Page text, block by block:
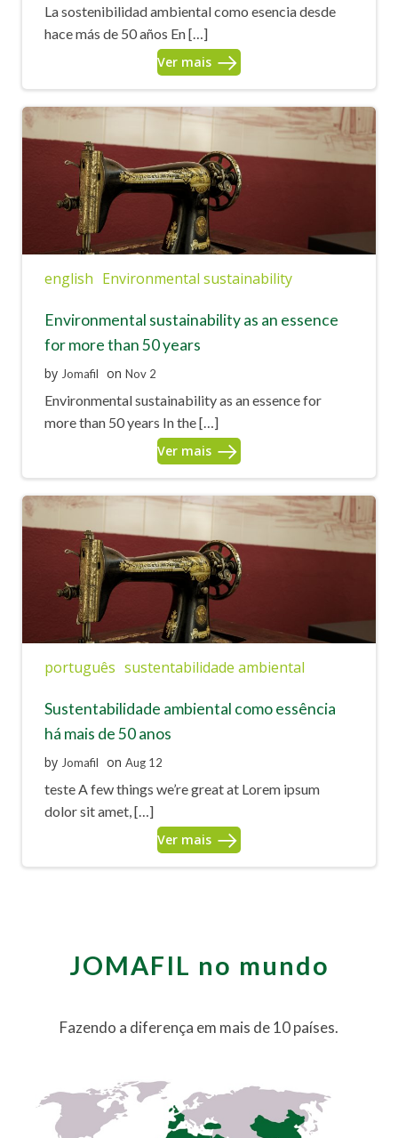
La sostenibilidad ambiental como esencia desde
hace más de 50 años En […]
Ver mais
english Environmental sustainability
Environmental sustainability as an essence
for more than 50 years
by Jomafil on Nov 2
Environmental sustainability as an essence for
more than 50 years In the […]
Ver mais
português sustentabilidade ambiental
Sustentabilidade ambiental como essência
há mais de 50 anos
by Jomafil on Aug 12
teste A few things we’re great at Lorem ipsum
dolor sit amet, […]
Ver mais
JOMAFIL no mundo
Fazendo a diferença em mais de 10 países.